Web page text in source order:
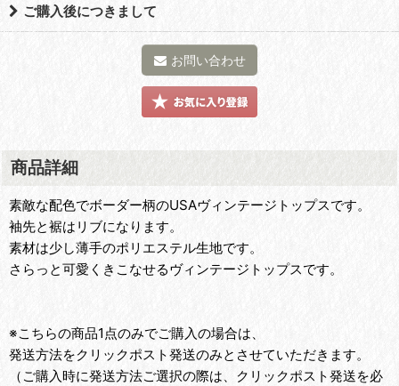
ご購入後につきまして
お問い合わせ
商品詳細
素敵な配色でボーダー柄のUSAヴィンテージトップスです。
袖先と裾はリブになります。
素材は少し薄手のポリエステル生地です。
さらっと可愛くきこなせるヴィンテージトップスです。
※こちらの商品1点のみでご購入の場合は、
発送方法をクリックポスト発送のみとさせていただきます。
（ご購入時に発送方法ご選択の際は、クリックポスト発送を必